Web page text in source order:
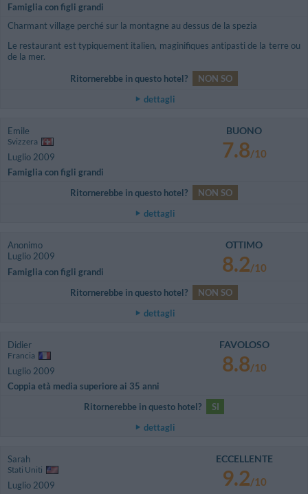
Famiglia con figli grandi
Charmant village perché sur la montagne au dessus de la spezia
Le restaurant est typiquement italien, maginifiques antipasti de la terre ou
de la mer.
Ritornerebbe in questo hotel?
NON SO
dettagli
Emile
Svizzera
Luglio 2009
Famiglia con figli grandi
BUONO
7.8/10
Ritornerebbe in questo hotel?
NON SO
dettagli
Anonimo
Luglio 2009
Famiglia con figli grandi
OTTIMO
8.2/10
Ritornerebbe in questo hotel?
NON SO
dettagli
Didier
Francia
Luglio 2009
Coppia età media superiore ai 35 anni
FAVOLOSO
8.8/10
Ritornerebbe in questo hotel?
SI
dettagli
Sarah
Stati Uniti
Luglio 2009
ECCELLENTE
9.2/10